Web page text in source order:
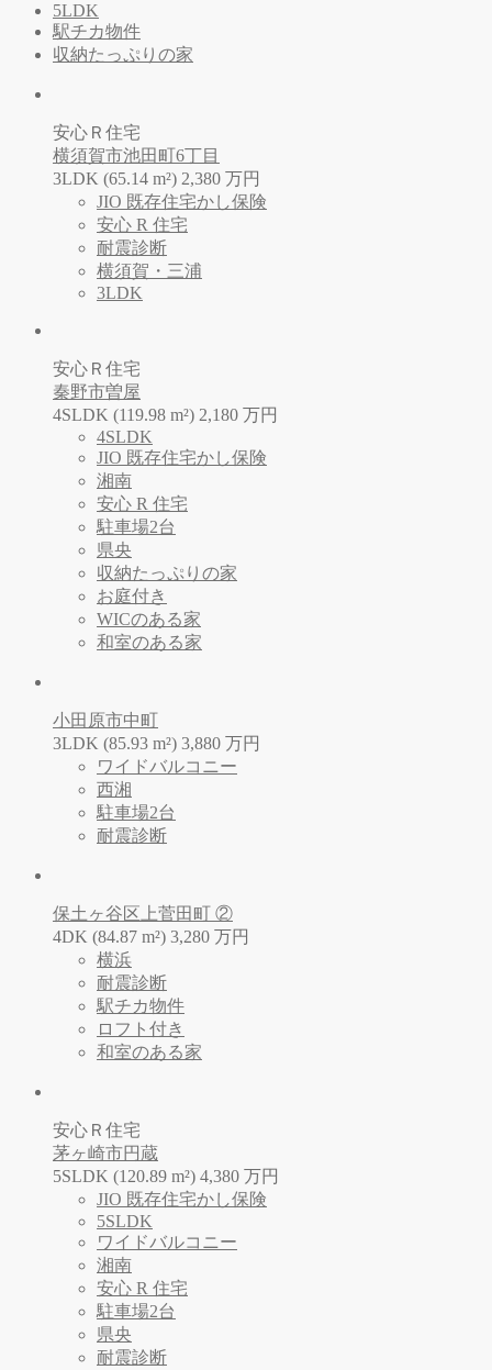
5LDK
駅チカ物件
収納たっぷりの家
安心Ｒ住宅
横須賀市池田町6丁目
3LDK (65.14 m²) 2,380 万円
JIO 既存住宅かし保険
安心 R 住宅
耐震診断
横須賀・三浦
3LDK
安心Ｒ住宅
秦野市曽屋
4SLDK (119.98 m²) 2,180 万円
4SLDK
JIO 既存住宅かし保険
湘南
安心 R 住宅
駐車場2台
県央
収納たっぷりの家
お庭付き
WICのある家
和室のある家
小田原市中町
3LDK (85.93 m²) 3,880 万円
ワイドバルコニー
西湘
駐車場2台
耐震診断
保土ヶ谷区上菅田町 ②
4DK (84.87 m²) 3,280 万円
横浜
耐震診断
駅チカ物件
ロフト付き
和室のある家
安心Ｒ住宅
茅ヶ崎市円蔵
5SLDK (120.89 m²) 4,380 万円
JIO 既存住宅かし保険
5SLDK
ワイドバルコニー
湘南
安心 R 住宅
駐車場2台
県央
耐震診断